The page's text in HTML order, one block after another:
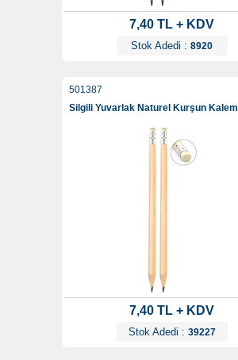
7,40 TL + KDV
Stok Adedi : 8920
501387
Silgili Yuvarlak Naturel Kurşun Kalem
7,40 TL + KDV
Stok Adedi : 39227